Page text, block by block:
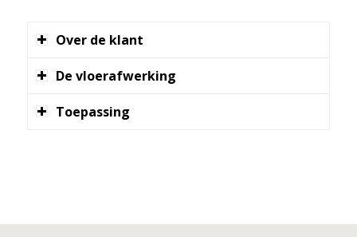
Over de klant
De vloerafwerking
Toepassing